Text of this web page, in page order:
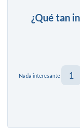
¿Qué tan
Nada interesante 1